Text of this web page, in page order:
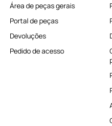
Área de peças gerais
Portal de peças
Devoluções
Pedido de acesso